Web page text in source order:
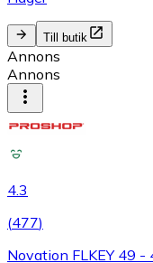
Till butik
Annons
Annons
4.3
(477)
Novation FLKEY 49